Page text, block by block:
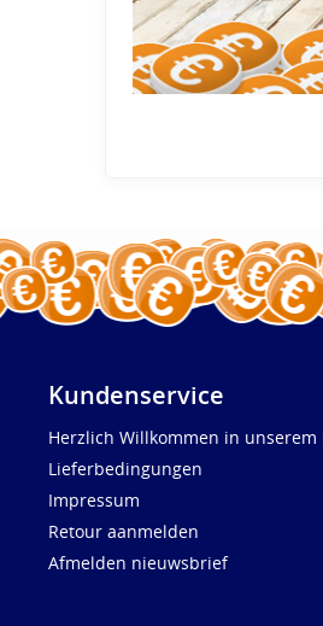
Kundenservice
Herzlich Willkommen in unserem
Lieferbedingungen
Impressum
Retour aanmelden
Afmelden nieuwsbrief